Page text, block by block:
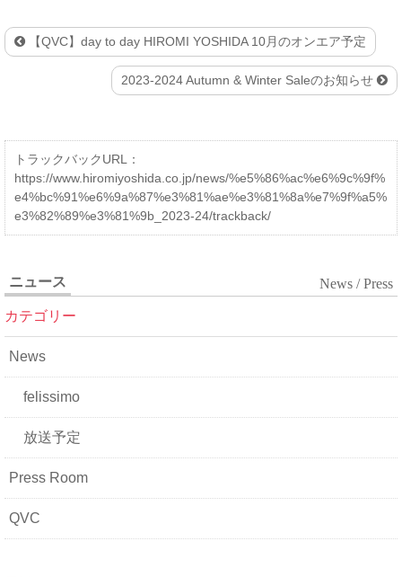
【QVC】day to day HIROMI YOSHIDA 10月のオンエア予定
2023-2024 Autumn & Winter Saleのお知らせ
トラックバックURL：
https://www.hiromiyoshida.co.jp/news/%e5%86%ac%e6%9c%9f%
e4%bc%91%e6%9a%87%e3%81%ae%e3%81%8a%e7%9f%a5%
e3%82%89%e3%81%9b_2023-24/trackback/
ニュース News / Press
カテゴリー
News
felissimo
放送予定
Press Room
QVC